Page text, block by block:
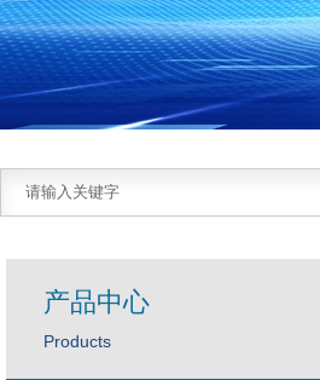
产品中心
Products